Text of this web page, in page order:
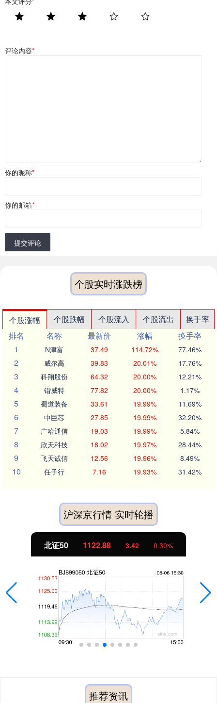
评论内容*
你的昵称*
你的邮箱*
提交评论
个股实时涨跌榜
个股涨幅 个股跌幅 个股流入 个股流出
换手率
排名
名称 最新价 涨幅
换手率
1
N津富 37.49 114.72% 77.46%
2 威尔高 39.83 20.01% 17.76%
3 科翔股份 64.32 20.00% 12.21%
4 锴威特 77.82 20.00% 1.17%
5 蜀道装备 33.61 19.99% 11.69%
6 中巨芯 27.85 19.99% 32.20%
7 广哈通信 19.03 19.99% 5.84%
8 欣天科技 18.02 19.97% 28.44%
9 飞天诚信 12.56 19.96% 8.49%
10 任子行 7.16 19.93% 31.42%
沪深京行情 实时轮播
北证50 1122.88 3.42 0.30%
推荐资讯